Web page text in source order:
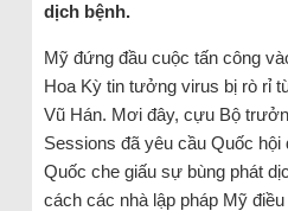
dịch bệnh.
Mỹ đứng đầu cuộc tấn công
Hoa Kỳ tin tưởng virus bị rò rỉ
Vũ Hán. Mơi đây, cựu Bộ
Sessions đã yêu cầu Quốc hội
Quốc che giấu sự bùng phát
cách các nhà lập pháp Mỹ